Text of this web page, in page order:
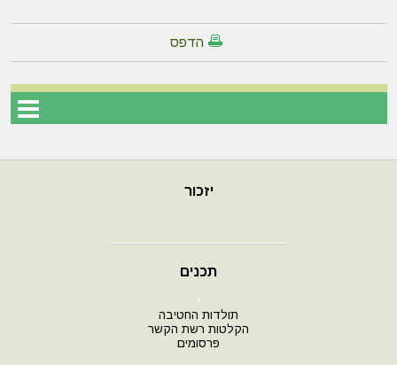
הדפס
יזכור
תכנים
י
תולדות החטיבה
הקלטות רשת הקשר
פרסומים